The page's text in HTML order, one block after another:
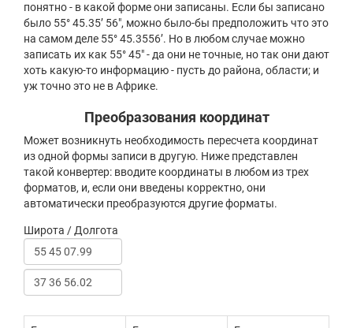
понятно - в какой форме они записаны. Если бы записано
было 55° 45.35’ 56", можно было-бы предположить что это
на самом деле 55° 45.3556’. Но в любом случае можно
записать их как 55° 45" - да они не точные, но так они дают
хоть какую-то информацию - пусть до района, области; и
уж точно это не в Африке.
Преобразования координат
Может возникнуть необходимость пересчета координат
из одной формы записи в другую. Ниже представлен
такой конвертер: вводите координаты в любом из трех
форматов, и, если они введены корректно, они
автоматически преобразуются другие форматы.
Широта / Долгота